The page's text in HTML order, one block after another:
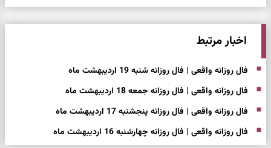
اخبار مرتبط
فال روزانه واقعی | فال روزانه شنبه 19 اردیبهشت ماه
فال روزانه واقعی | فال روزانه جمعه 18 اردیبهشت ماه
فال روزانه واقعی | فال روزانه پنجشنبه 17 اردیبهشت ماه
فال روزانه واقعی | فال روزانه چهارشنبه 16 اردیبهشت ماه